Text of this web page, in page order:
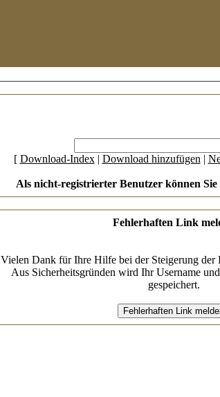
[ Download-Index| Download hinzufügen |
Als nicht-registrierter Benutzer können
Fehlerhaften Link
Vielen Dank für Ihre Hilfe bei der Steigerung der
Aus Sicherheitsgründen wird Ihr Username
gespeichert.